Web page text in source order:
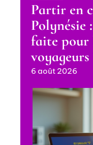
Partir en
Polynésie
faite pour
voyageurs
6 août 2026